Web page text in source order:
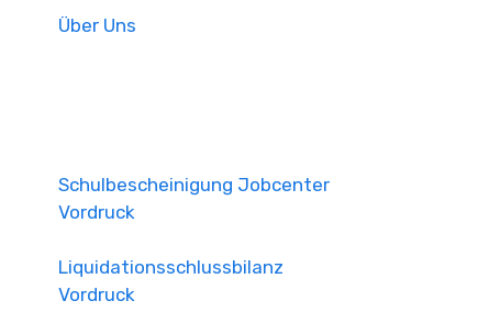
Über Uns
Schulbescheinigung Jobcenter
Vordruck
Liquidationsschlussbilanz
Vordruck